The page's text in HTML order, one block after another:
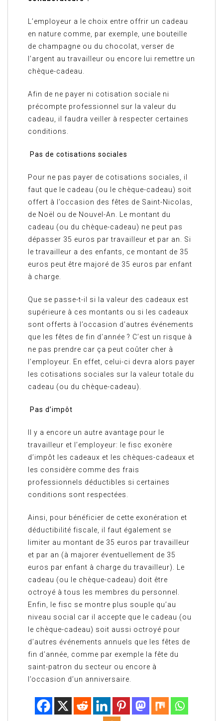
L’employeur a le choix entre offrir un cadeau
en nature comme, par exemple, une bouteille
de champagne ou du chocolat, verser de
l’argent au travailleur ou encore lui remettre un
chèque-cadeau.
Afin de ne payer ni cotisation sociale ni
précompte professionnel sur la valeur du
cadeau, il faudra veiller à respecter certaines
conditions.
Pas de cotisations sociales
Pour ne pas payer de cotisations sociales, il
faut que le cadeau (ou le chèque-cadeau) soit
offert à l’occasion des fêtes de Saint-Nicolas,
de Noël ou de Nouvel-An. Le montant du
cadeau (ou du chèque-cadeau) ne peut pas
dépasser 35 euros par travailleur et par an. Si
le travailleur a des enfants, ce montant de 35
euros peut être majoré de 35 euros par enfant
à charge.
Que se passe-t-il si la valeur des cadeaux est
supérieure à ces montants ou si les cadeaux
sont offerts à l’occasion d’autres événements
que les fêtes de fin d’année ? C’est un risque à
ne pas prendre car ça peut coûter cher à
l’employeur. En effet, celui-ci devra alors payer
les cotisations sociales sur la valeur totale du
cadeau (ou du chèque-cadeau).
Pas d’impôt
Il y a encore un autre avantage pour le
travailleur et l’employeur: le fisc exonère
d’impôt les cadeaux et les chèques-cadeaux et
les considère comme des frais
professionnels déductibles si certaines
conditions sont respectées.
Ainsi, pour bénéficier de cette exonération et
déductibilité fiscale, il faut également se
limiter au montant de 35 euros par travailleur
et par an (à majorer éventuellement de 35
euros par enfant à charge du travailleur). Le
cadeau (ou le chèque-cadeau) doit être
octroyé à tous les membres du personnel.
Enfin, le fisc se montre plus souple qu’au
niveau social car il accepte que le cadeau (ou
le chèque-cadeau) soit aussi octroyé pour
d’autres événements annuels que les fêtes de
fin d’année, comme par exemple la fête du
saint-patron du secteur ou encore à
l’occasion d’un anniversaire.